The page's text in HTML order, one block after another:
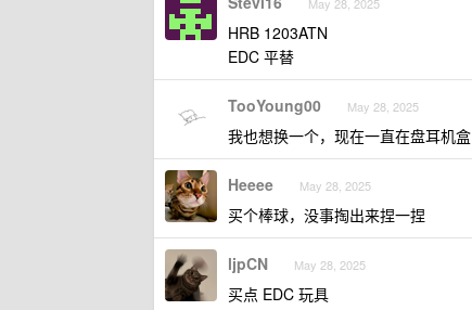
HRB 1203ATN
EDC 平替
TooYoung00 May 28, 2025
我也想换一个，现在一直在盘耳机盒
Heeee May 28, 2025
买个棒球，没事掏出来捏一捏
ljpCN May 28, 2025
买点 EDC 玩具